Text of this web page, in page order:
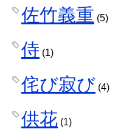
佐竹義重 (5)
侍 (1)
侘び寂び (4)
供花 (1)